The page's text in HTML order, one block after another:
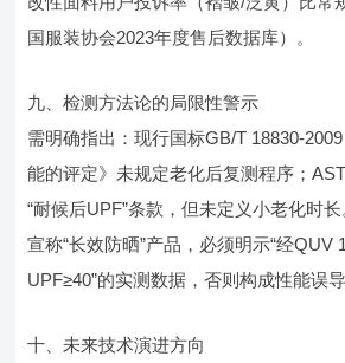
国服装协会2023年度售后数据库）。
九、检测方法论的局限性警示
需明确指出：现行国标GB/T 18830-
能的评定》未规定老化后复测程序；
“耐候后UPF”条款，但未定义小老化时
宣称“长效防晒”产品，必须明示“经QUV
UPF≥40”的实测数据，否则构成性能误导
十、未来技术演进方向